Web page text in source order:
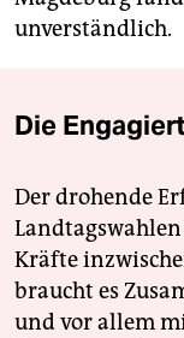
unverständlich.
Die
Der drohende
Kräfte
braucht es
und vor allem